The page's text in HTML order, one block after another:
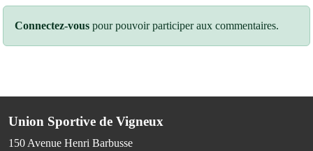
Connectez-vous pour pouvoir participer aux commentaires.
Union Sportive de Vigneux
150 Avenue Henri Barbusse